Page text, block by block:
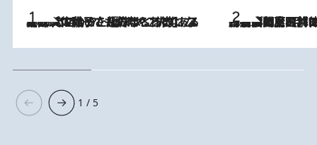
2026.8.5
【阿川佐和子さんの年とる力】なぜ70代で始めた趣味は“こんなに楽しい”のか？ ピアノ、俳句…スランプに陥っても続けられる“ある秘訣”とは 2026.8.8
「最後に見られてよかった」上野動物園の東園パンダ舎が解体前に特別公開。8月16日まで延長されたパネル展と共に辿る“半世紀”のパンダ飼育《解体工事の図面あり》
1 / 5